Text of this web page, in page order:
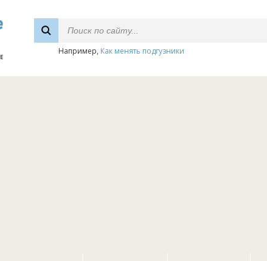
Например, Как менять подгузники